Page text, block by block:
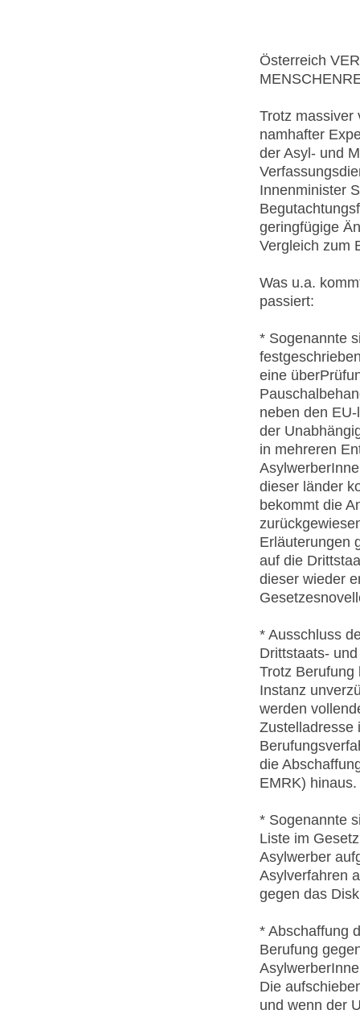
Österreich
Trotz massiver
namhafter
der Asyl- und
Innenminister
geringfügige
Vergleich zum
Was u.a.
passiert:
* Sogenannte
eine
neben den
der
in mehreren
dieser länder
bekommt die
Erläuterungen
auf die
dieser wieder
* Ausschluss
Drittstaats-
Trotz Berufung
Instanz
werden
Zustelladresse
die
EMRK) hinaus.
* Sogenannte
Liste im
Asylwerber
Asylverfahren
gegen das
* Abschaffung
Berufung
Die
und wenn der